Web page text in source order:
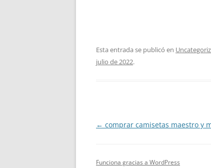
Esta entrada se publicó en
julio de 2022.
Navegación
← comprar camisetas maestro y
Funciona gracias a WordPress